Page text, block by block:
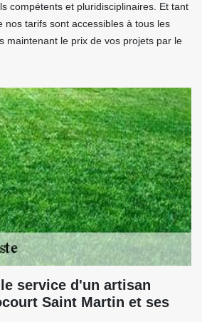
compétents et pluridisciplinaires. Et tant
nos tarifs sont accessibles à tous les
maintenant le prix de vos projets par le
service d'un artisan
Saint Martin et ses